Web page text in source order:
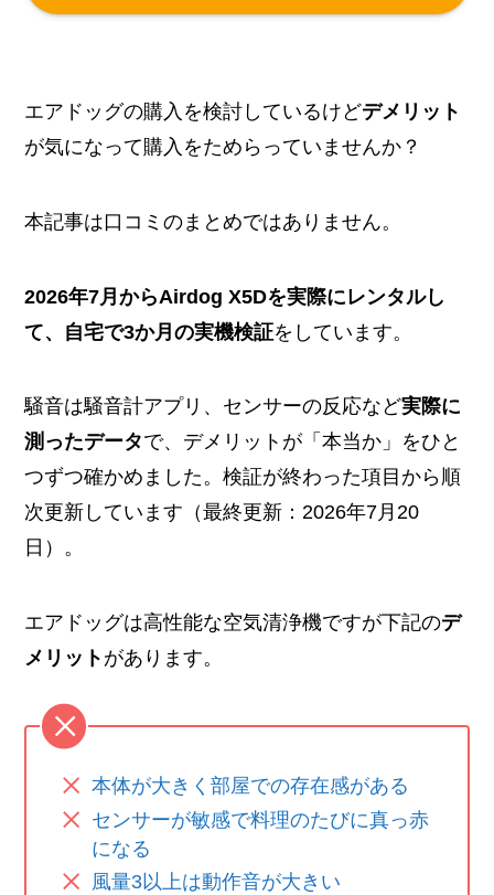
エアドッグの購入を検討しているけどデメリット
が気になって購入をためらっていませんか？
本記事は口コミのまとめではありません。
2026年7月からAirdog X5Dを実際にレンタルし
て、自宅で3か月の実機検証をしています。
騒音は騒音計アプリ、センサーの反応など実際に
測ったデータで、デメリットが「本当か」をひと
つずつ確かめました。検証が終わった項目から順
次更新しています（最終更新：2026年7月20
日）。
エアドッグは高性能な空気清浄機ですが下記のデ
メリット があります。
本体が大きく部屋での存在感がある
センサーが敏感で料理のたびに真っ赤
になる
風量3以上は動作音が大きい